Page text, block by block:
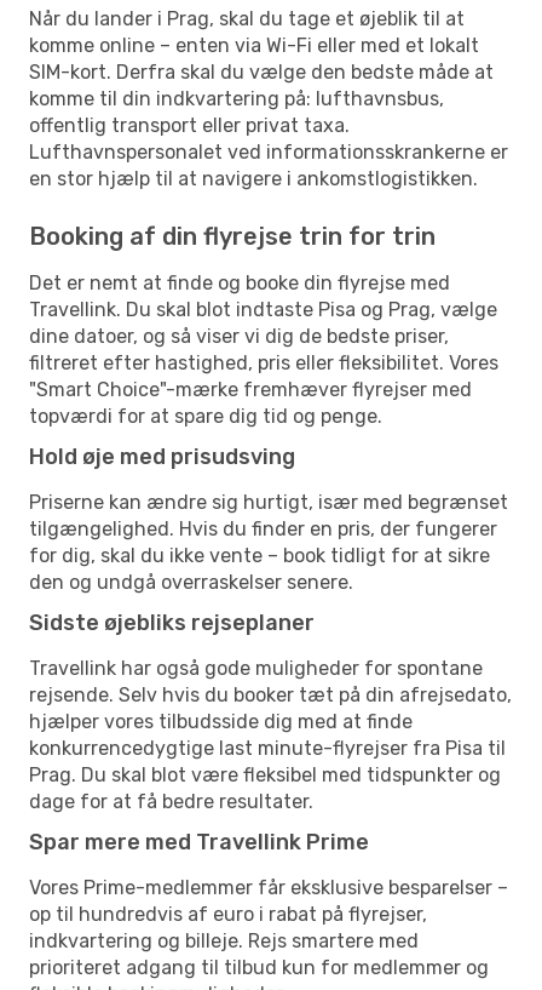
Når du lander i Prag, skal du tage et øjeblik til at
komme online – enten via Wi-Fi eller med et lokalt
SIM-kort. Derfra skal du vælge den bedste måde at
komme til din indkvartering på: lufthavnsbus,
offentlig transport eller privat taxa.
Lufthavnspersonalet ved informationsskrankerne er
en stor hjælp til at navigere i ankomstlogistikken.
Booking af din flyrejse trin for trin
Det er nemt at finde og booke din flyrejse med
Travellink. Du skal blot indtaste Pisa og Prag, vælge
dine datoer, og så viser vi dig de bedste priser,
filtreret efter hastighed, pris eller fleksibilitet. Vores
"Smart Choice"-mærke fremhæver flyrejser med
topværdi for at spare dig tid og penge.
Hold øje med prisudsving
Priserne kan ændre sig hurtigt, især med begrænset
tilgængelighed. Hvis du finder en pris, der fungerer
for dig, skal du ikke vente – book tidligt for at sikre
den og undgå overraskelser senere.
Sidste øjebliks rejseplaner
Travellink har også gode muligheder for spontane
rejsende. Selv hvis du booker tæt på din afrejsedato,
hjælper vores tilbudsside dig med at finde
konkurrencedygtige last minute-flyrejser fra Pisa til
Prag. Du skal blot være fleksibel med tidspunkter og
dage for at få bedre resultater.
Spar mere med Travellink Prime
Vores Prime-medlemmer får eksklusive besparelser –
op til hundredvis af euro i rabat på flyrejser,
indkvartering og billeje. Rejs smartere med
prioriteret adgang til tilbud kun for medlemmer og